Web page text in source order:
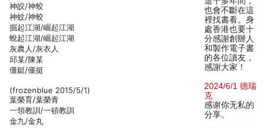
神皎/神蛟
神蚊/神蛟
掘起江湖/崛起江湖
蛻起江湖/崛起江湖
灰農人/灰衣人
邱某/陳某
僵鋌/僵挺
(frozenblue 2015/5/1)
葉榮育/葉榮青
一領教訓/一頓教訓
金九/金丸
也會不斷在這
裡找書看。身
處香港也要十
分感謝創辦人
和製作電子書
的各位讀友，
感謝大家！
2024/6/1 德瑞
克
感谢你无私的
分享。